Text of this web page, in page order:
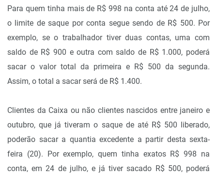
Para quem tinha mais de R$ 998 na conta até 24 de julho,
o limite de saque por conta segue sendo de R$ 500. Por
exemplo, se o trabalhador tiver duas contas, uma com
saldo de R$ 900 e outra com saldo de R$ 1.000, poderá
sacar o valor total da primeira e R$ 500 da segunda.
Assim, o total a sacar será de R$ 1.400.
Clientes da Caixa ou não clientes nascidos entre janeiro e
outubro, que já tiveram o saque de até R$ 500 liberado,
poderão sacar a quantia excedente a partir desta sexta-
feira (20). Por exemplo, quem tinha exatos R$ 998 na
conta, em 24 de julho, e já tiver sacado R$ 500, poderá